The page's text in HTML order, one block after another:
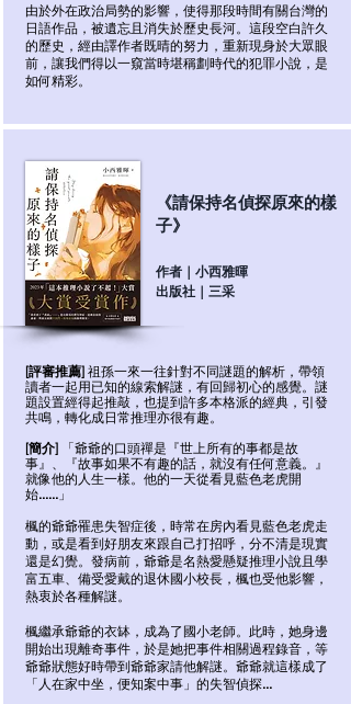
由於外在政治局勢的影響，使得那段時間有關台灣的
日語作品，被遺忘且消失於歷史長河。這段空白許久
的歷史，經由譯作者既晴的努力，重新現身於大眾眼
前，讓我們得以一窺當時堪稱劃時代的犯罪小說，是
如何精彩。
《請保持名偵探原來的樣
子》
作者｜小西雅暉
出版社｜三采
[評審推薦] 祖孫一來一往針對不同謎題的解析，帶領
讀者一起用已知的線索解謎，有回歸初心的感覺。謎
題設置經得起推敲，也提到許多本格派的經典，引發
共鳴，轉化成日常推理亦很有趣。
[簡介]
「爺爺的口頭禪是『世上所有的事都是故
事』、『故事如果不有趣的話，就沒有任何意義。』
就像他的人生一樣。他的一天從看見藍色老虎開
始……」
楓的爺爺罹患失智症後，時常在房內看見藍色老虎走
動，或是看到好朋友來跟自己打招呼，分不清是現實
還是幻覺。發病前，爺爺是名熱愛懸疑推理小說且學
富五車、備受愛戴的退休國小校長，楓也受他影響，
熱衷於各種解謎。
楓繼承爺爺的衣缽，成為了國小老師。此時，她身邊
開始出現離奇事件，於是她把事件相關過程錄音，等
爺爺狀態好時帶到爺爺家請他解謎。爺爺就這樣成了
「人在家中坐，便知案中事」的失智偵探…